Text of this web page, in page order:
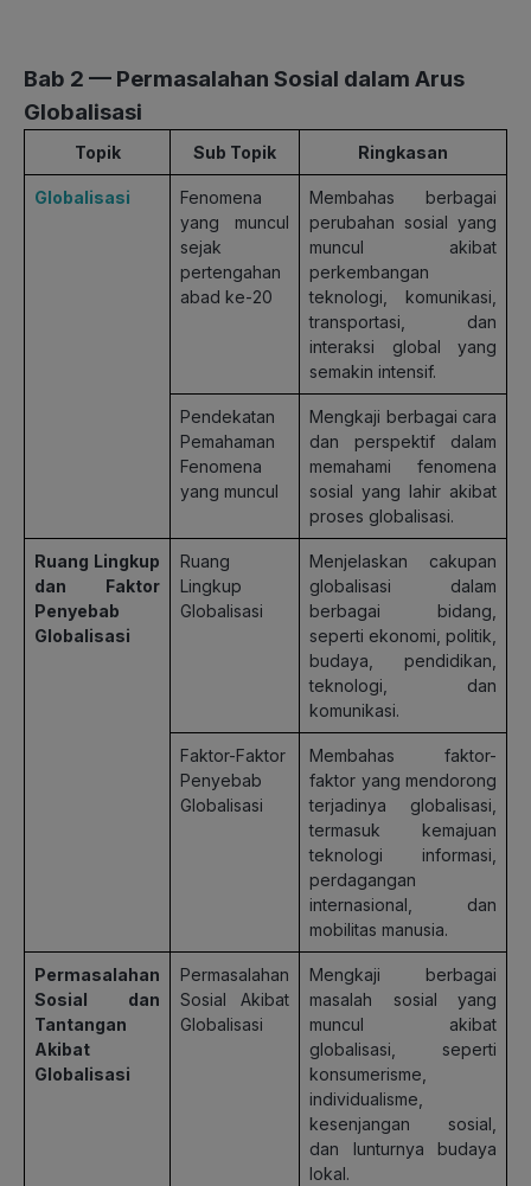
Bab 2 — Permasalahan Sosial dalam Arus
Globalisasi
Topik Sub Topik Ringkasan
Globalisasi
Fenomena
yang muncul
sejak
pertengahan
abad ke-20
Membahas berbagai
perubahan sosial yang
muncul akibat
perkembangan
teknologi, komunikasi,
transportasi, dan
interaksi global yang
semakin intensif.
Pendekatan
Pemahaman
Fenomena
yang muncul
Mengkaji berbagai cara
dan perspektif dalam
memahami fenomena
sosial yang lahir akibat
proses globalisasi.
Ruang Lingkup
dan Faktor
Penyebab
Globalisasi
Ruang
Lingkup
Globalisasi
Menjelaskan cakupan
globalisasi dalam
berbagai bidang,
seperti ekonomi, politik,
budaya, pendidikan,
teknologi, dan
komunikasi.
Faktor-Faktor
Penyebab
Globalisasi
Membahas faktor-
faktor yang mendorong
terjadinya globalisasi,
termasuk kemajuan
teknologi informasi,
perdagangan
internasional, dan
mobilitas manusia.
Permasalahan
Sosial dan
Tantangan
Akibat
Globalisasi
Permasalahan
Sosial Akibat
Globalisasi
Mengkaji berbagai
masalah sosial yang
muncul akibat
globalisasi, seperti
konsumerisme,
individualisme,
kesenjangan sosial,
dan lunturnya budaya
lokal.